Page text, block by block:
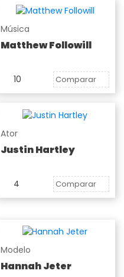
Música
Matthew Followill
10 Comparar
Ator
Justin Hartley
4 Comparar
Modelo
Hannah Jeter